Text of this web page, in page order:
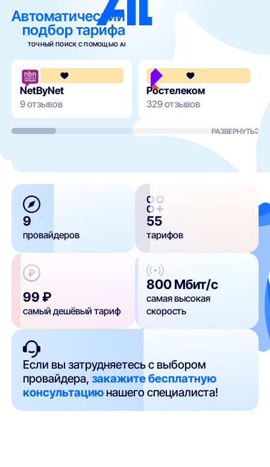
Автоматический
подбор тарифа
ТОЧНЫЙ ПОИСК С ПОМОЩЬЮ AI
3.7
NetByNet
9 отзывов
Ростелеком
329 отзывов
РАЗВЕРНУТЬ
9
провайдеров
55
тарифов
99 ₽
самый дешёвый тариф
800 Мбит/с
самая высокая
скорость
Если вы затрудняетесь с выбором
провайдера,закажите бесплатную
консультацию нашего специалиста!